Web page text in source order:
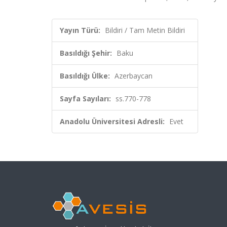
Yayın Türü: Bildiri / Tam Metin Bildiri
Basıldığı Şehir: Baku
Basıldığı Ülke: Azerbaycan
Sayfa Sayıları: ss.770-778
Anadolu Üniversitesi Adresli: Evet